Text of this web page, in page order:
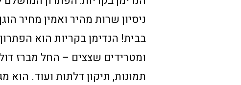
ניסיון שרות מהיר ואמין מחיר
בבית! הנדימן בקריות הוא
ומטרידים שצצים – החל מברז
תמונות, תיקון דלתות ועוד. הוא